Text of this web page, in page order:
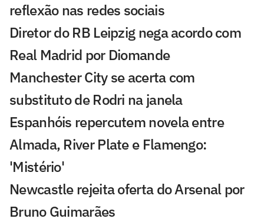
reflexão nas redes sociais
Diretor do RB Leipzig nega acordo com
Real Madrid por Diomande
Manchester City se acerta com
substituto de Rodri na janela
Espanhóis repercutem novela entre
Almada, River Plate e Flamengo:
'Mistério'
Newcastle rejeita oferta do Arsenal por
Bruno Guimarães